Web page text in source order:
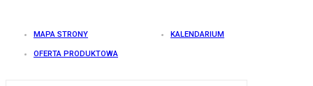
MAPA STRONY KALENDARIUM
OFERTA PRODUKTOWA